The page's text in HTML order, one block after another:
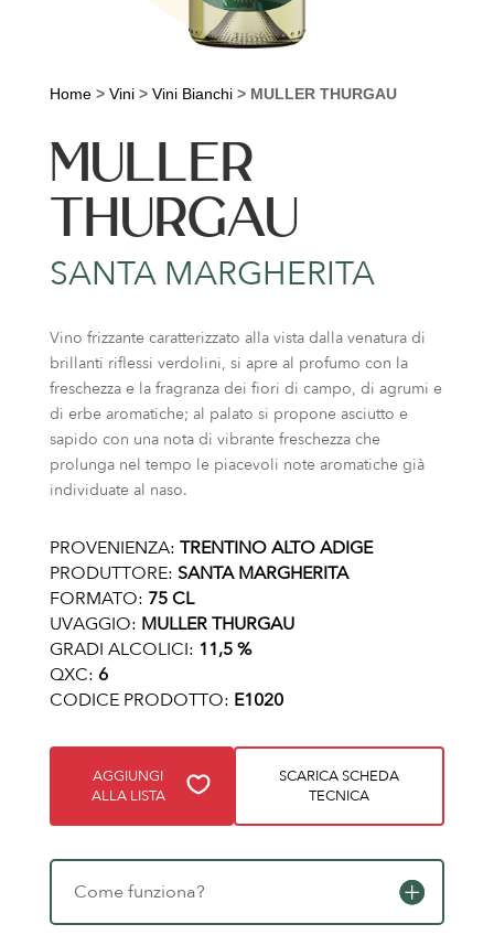
Home> Vini> Vini Bianchi> MULLER THURGAU
MULLER
THURGAU
SANTA MARGHERITA
Vino frizzante caratterizzato alla vista dalla venatura di
brillanti riflessi verdolini, si apre al profumo con la
freschezza e la fragranza dei fiori di campo, di agrumi e
di erbe aromatiche; al palato si propone asciutto e
sapido con una nota di vibrante freschezza che
prolunga nel tempo le piacevoli note aromatiche già
individuate al naso.
PROVENIENZA: TRENTINO ALTO ADIGE
PRODUTTORE: SANTA MARGHERITA
FORMATO: 75 CL
UVAGGIO: MULLER THURGAU
GRADI ALCOLICI: 11,5 %
QXC: 6
CODICE PRODOTTO: E1020
AGGIUNGI
ALLA LISTA
SCARICA SCHEDA
TECNICA
Come funziona?